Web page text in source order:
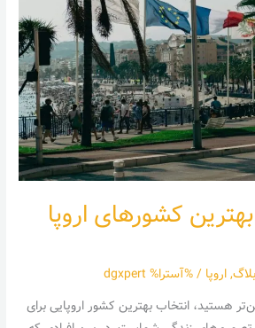
کشورهای اروپا
بلاگ,اروپا / %آسترا% dgxpert
هستید، انتخاب بهترین کشور اروپایی برای